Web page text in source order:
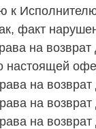
факт
на
настоящей
на
на
на